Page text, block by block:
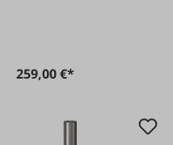
259,00 €*